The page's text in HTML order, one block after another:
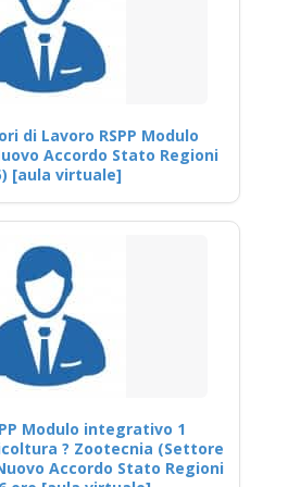
di Lavoro RSPP Modulo
Accordo Stato Regioni
[aula virtuale]
Modulo integrativo 1
? Zootecnia (Settore
Accordo Stato Regioni